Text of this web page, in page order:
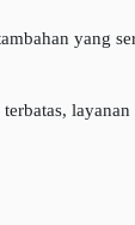
yang
layanan